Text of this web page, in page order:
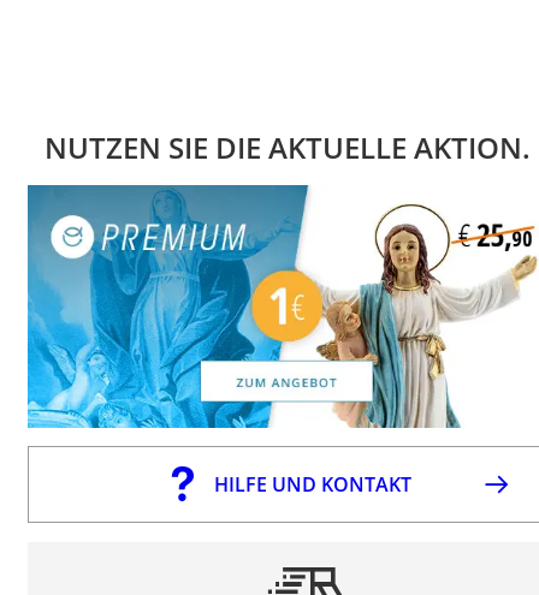
NUTZEN SIE DIE AKTUELLE AKTION.
HILFE UND KONTAKT